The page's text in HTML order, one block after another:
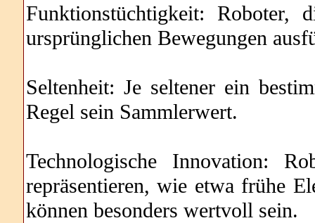
Funktionstüchtigkeit:
ursprünglichen Bewegungen
Seltenheit: Je seltener ein
Regel sein Sammlerwert.
Technologische Innovation:
repräsentieren, wie etwa frühe
können besonders wertvoll sein.